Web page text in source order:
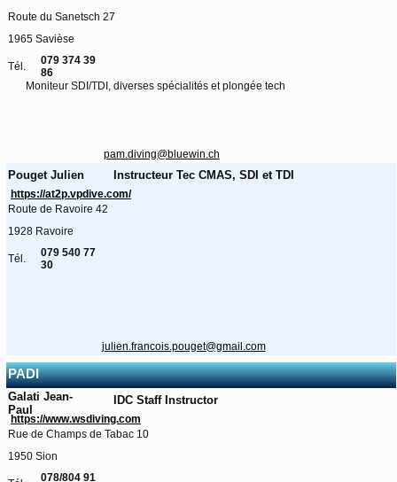
Route du Sanetsch 27
1965 Savièse
Tél.
079 374 39
86
Moniteur SDI/TDI, diverses spécialités et plongée tech
pam.diving@bluewin.ch
Pouget Julien Instructeur Tec CMAS, SDI et TDI
https://at2p.vpdive.com/
Route de Ravoire 42
1928 Ravoire
Tél.
079 540 77
30
julien.francois.pouget@gmail.com
PADI
Galati Jean-
Paul
IDC Staff Instructor
https://www.wsdiving.com
Rue de Champs de Tabac 10
1950 Sion
078/804 91